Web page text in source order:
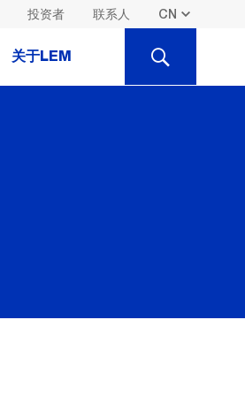
投资者 联系人
关于LEM SEARCH